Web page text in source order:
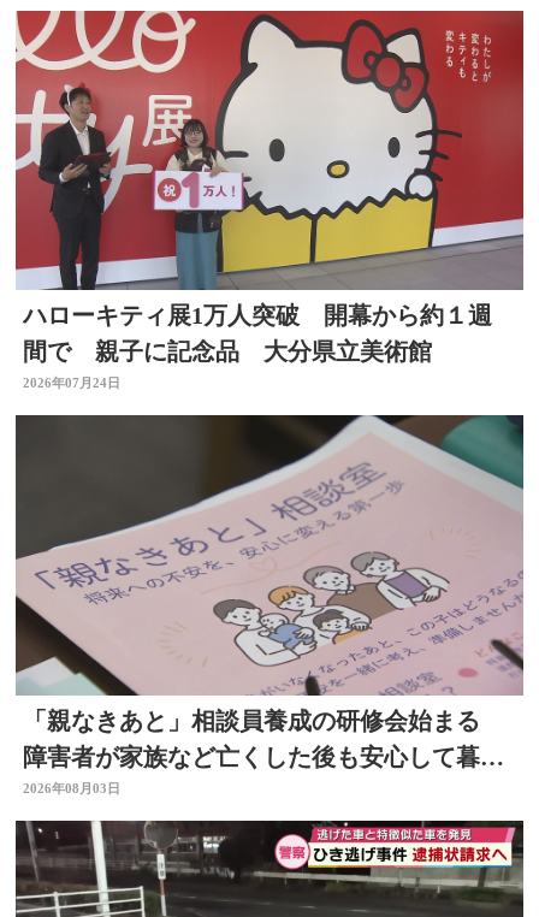
ハローキティ展1万人突破 開幕から約１週
間で 親子に記念品 大分県立美術館
2026年07月24日
「親なきあと」相談員養成の研修会始まる
障害者が家族など亡くした後も安心して暮ら
せるように 大分
2026年08月03日